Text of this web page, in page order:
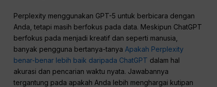
Perplexity menggunakan GPT-5 untuk berbicara dengan
Anda, tetapi masih berfokus pada data. Meskipun ChatGPT
berfokus pada menjadi kreatif dan seperti manusia,
banyak pengguna bertanya-tanya Apakah Perplexity
benar-benar lebih baik daripada ChatGPT dalam hal
akurasi dan pencarian waktu nyata. Jawabannya
tergantung pada apakah Anda lebih menghargai kutipan